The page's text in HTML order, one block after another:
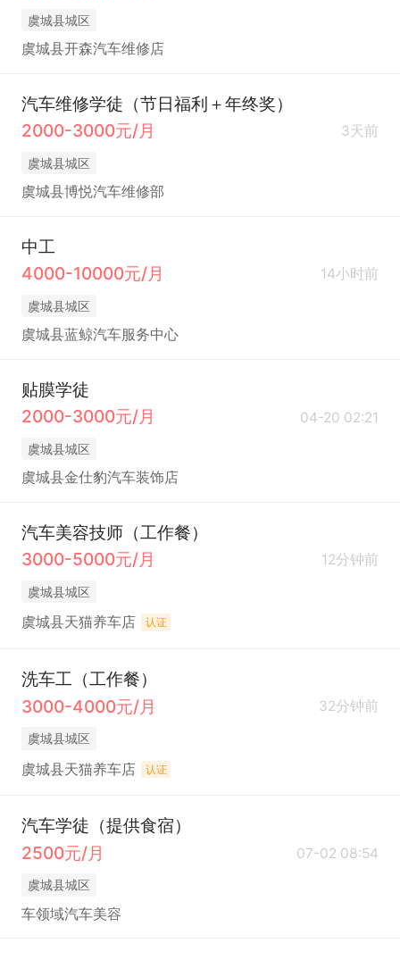
虞城县城区
虞城县开森汽车维修店
汽车维修学徒（节日福利＋年终奖）
2000-3000元/月
3天前
虞城县城区
虞城县博悦汽车维修部
中工
4000-10000元/月
14小时前
虞城县城区
虞城县蓝鲸汽车服务中心
贴膜学徒
2000-3000元/月
04-20 02:21
虞城县城区
虞城县金仕豹汽车装饰店
汽车美容技师（工作餐）
3000-5000元/月
12分钟前
虞城县城区
虞城县天猫养车店 认证
洗车工（工作餐）
3000-4000元/月
32分钟前
虞城县城区
虞城县天猫养车店 认证
汽车学徒（提供食宿）
2500元/月
07-02 08:54
虞城县城区
车领域汽车美容